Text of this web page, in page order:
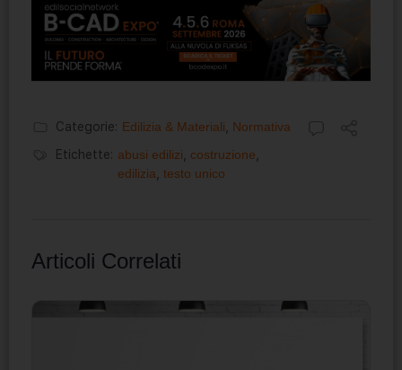
Categorie: Edilizia & Materiali
Normativa
Etichette: abusi edilizi costruzione
edilizia testo unico
Articoli Correlati